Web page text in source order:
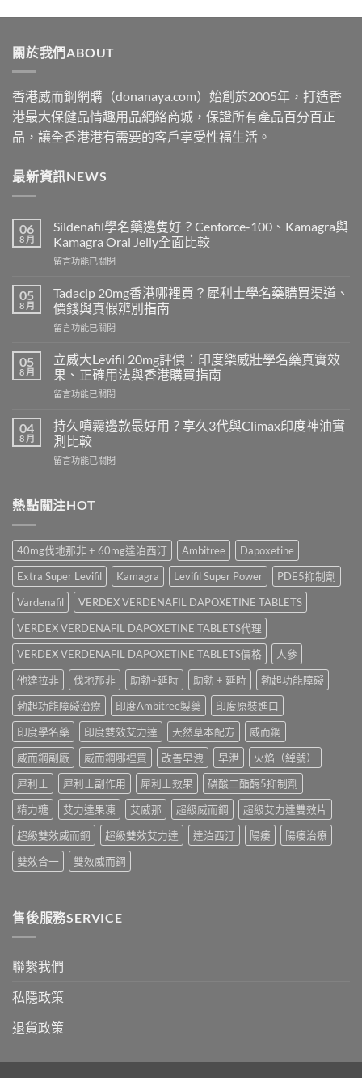
$329
關於我們ABOUT
香港威而鋼網購（donanaya.com）始創於2005年，打造香
港最大保健品情趣用品網絡商城，保證所有產品百分百正
品，讓全香港港有需要的客戶享受性福生活。
最新資訊NEWS
06
8 月
Sildenafil學名藥邊隻好？Cenforce-100、Kamagra與
Kamagra Oral Jelly全面比較
在
學
名
藥
邊
好？
Cenforce-
100、
Kamagra
Kamagra
Oral
全
較〉
留言功能已關閉
05
8 月
Tadacip 20mg香港哪裡買？犀利士學名藥購買渠道、
價錢與真假辨別指南
在
20mg
香
港
哪
買？
犀
利
士
藥
渠
道、
價
錢
與
真
假
辨
別
指
南〉
中
留言功能已關閉
05
8 月
立威大Levifil 20mg評價：印度樂威壯學名藥真實效
果、正確用法與香港購買指南
在
威
大
Levifil
20mg
印
威
壯
名
藥
真
實
效
果、
正
確
用
法
與
香
港
購
買
指
南〉
中
留言功能已關閉
04
8 月
持久噴霧邊款最好用？享久3代與Climax印度神油實
測比較
在
噴
霧
款
最
好
用？
享
久
3
代
與
Climax
印
度
神
油
實
測
比
較〉
留言功能已關閉
熱點關注HOT
40mg伐地那非 + 60mg達泊西汀 Ambitree
Dapoxetine
Extra Super Levifil
Kamagra Levifil Super Power
PDE5抑制劑
Vardenafil
VERDEX VERDENAFIL DAPOXETINE TABLETS
VERDEX VERDENAFIL DAPOXETINE TABLETS代理
VERDEX VERDENAFIL DAPOXETINE TABLETS價格
人參
他達拉非
伐地那非 助勃+延時 助勃 + 延時
勃起功能障礙
勃起功能障礙治療
印度Ambitree製藥
印度原裝進口
印度學名藥
印度雙效艾力達 天然草本配方
威而鋼
威而鋼副廠
威而鋼哪裡買 改善早洩 早泄
火焰（綽號）
犀利士
犀利士副作用 犀利士效果
磷酸二酯酶5抑制劑
精力糖
艾力達果凍 艾威那 超級威而鋼
超級艾力達雙效片
超級雙效威而鋼
超級雙效艾力達 達泊西汀 陽痿
陽痿治療
雙效合一
雙效威而鋼
售後服務SERVICE
聯繫我們
私隱政策
退貨政策